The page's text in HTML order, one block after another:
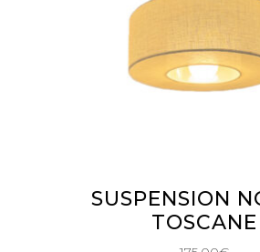
AJOUTER AU
SUSPENSION
TOSCANE